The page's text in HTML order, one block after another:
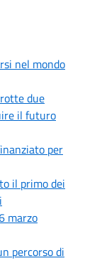
nel mondo
due
il futuro
per
il primo dei
marzo
percorso di